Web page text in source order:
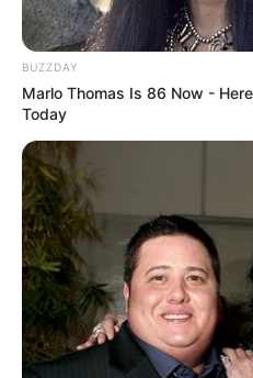
Hier geht es zu den
Deutschland
und hier
Reiseziele
. Hierzu
über die
Insel der
und tausend Tempelsowie
Von dieser Seite aus können
Ferienwohnungen und
BUZZDAY
Marlo Thomas Is 86 Now -
Today